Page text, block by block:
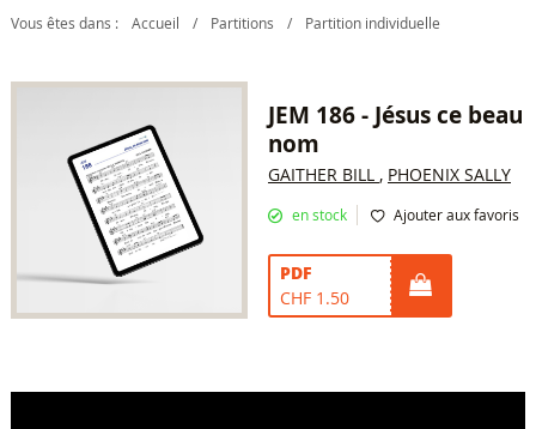
Vous êtes dans : Accueil / Partitions / Partition individuelle
JEM 186 - Jésus ce beau
nom
GAITHER BILL , PHOENIX SALLY
en stock Ajouter aux favoris
PDF
CHF 1.50